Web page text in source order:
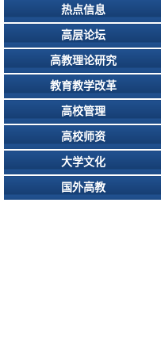
热点信息
高层论坛
高教理论研究
教育教学改革
高校管理
高校师资
大学文化
国外高教